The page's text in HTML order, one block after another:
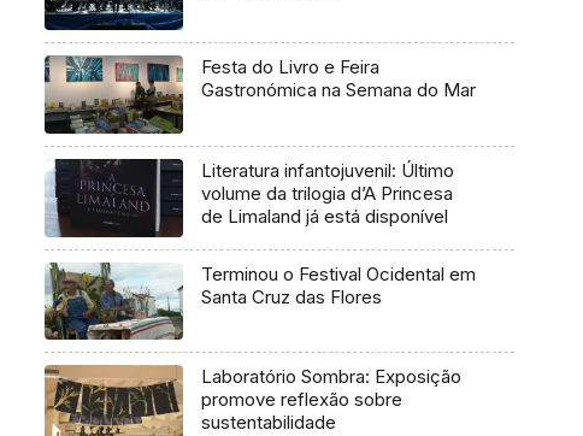
Festa do Livro e Feira
Gastronómica na Semana do Mar
Literatura infantojuvenil: Último
volume da trilogia d’A Princesa
de Limaland já está disponível
Terminou o Festival Ocidental em
Santa Cruz das Flores
Laboratório Sombra: Exposição
promove reflexão sobre
sustentabilidade